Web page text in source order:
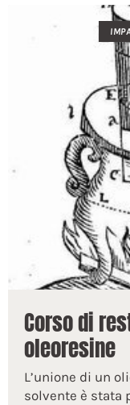
Corso di
oleoresine
L’unione di un
solvente è stata